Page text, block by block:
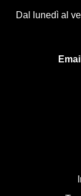
Dal lunedì al